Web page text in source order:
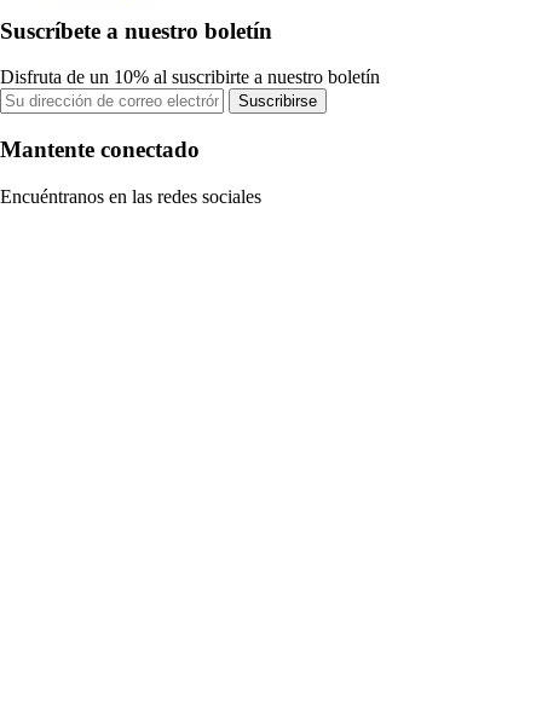
Suscríbete a nuestro boletín
Disfruta de un 10% al suscribirte a nuestro boletín
Suscribirse
Mantente conectado
Encuéntranos en las redes sociales